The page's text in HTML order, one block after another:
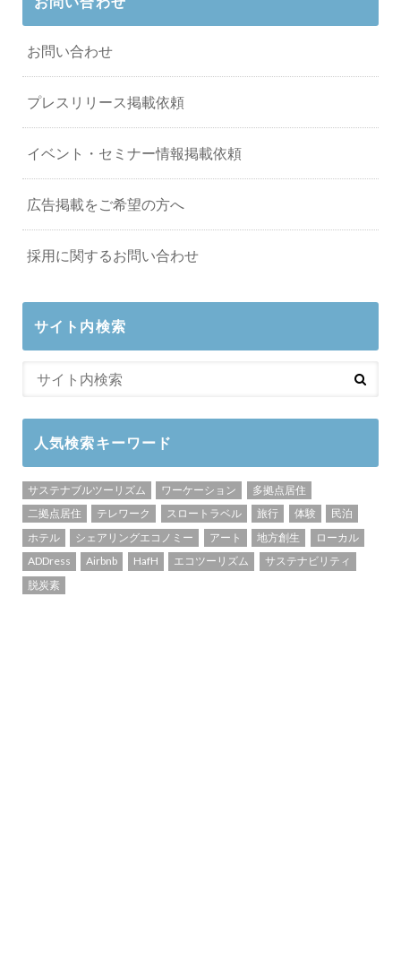
お問い合わせ
プレスリリース掲載依頼
イベント・セミナー情報掲載依頼
広告掲載をご希望の方へ
採用に関するお問い合わせ
サイト内検索
人気検索キーワード
サステナブルツーリズム ワーケーション
多拠点居住
二拠点居住
テレワーク スロートラベル 旅行 体験
民泊
ホテル
シェアリングエコノミー アート 地方創生
ローカル
ADDress
Airbnb HafH エコツーリズム
サステナビリティ
脱炭素